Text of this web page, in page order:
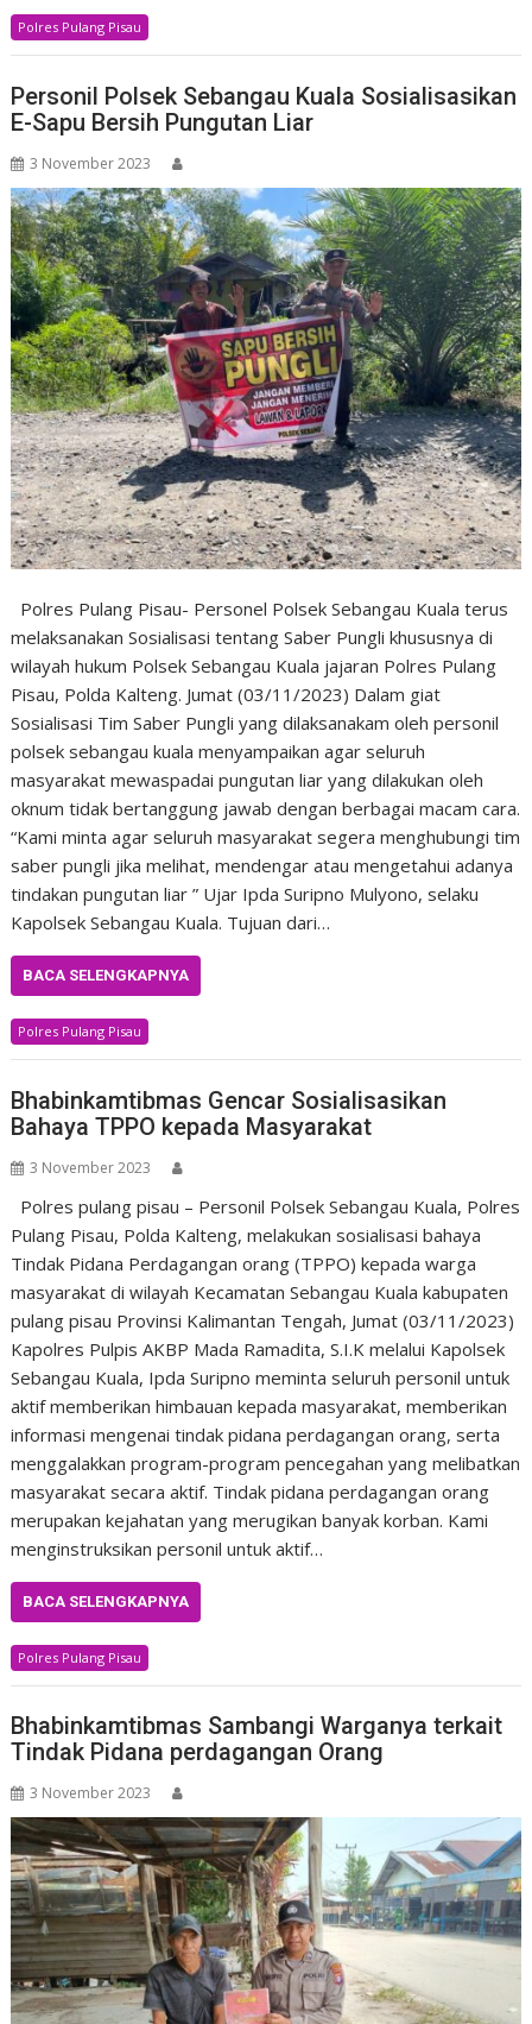
Polres Pulang Pisau
Personil Polsek Sebangau Kuala Sosialisasikan
E-Sapu Bersih Pungutan Liar
3 November 2023
Polres Pulang Pisau- Personel Polsek Sebangau Kuala terus
melaksanakan Sosialisasi tentang Saber Pungli khususnya di
wilayah hukum Polsek Sebangau Kuala jajaran Polres Pulang
Pisau, Polda Kalteng. Jumat (03/11/2023) Dalam giat
Sosialisasi Tim Saber Pungli yang dilaksanakam oleh personil
polsek sebangau kuala menyampaikan agar seluruh
masyarakat mewaspadai pungutan liar yang dilakukan oleh
oknum tidak bertanggung jawab dengan berbagai macam cara.
“Kami minta agar seluruh masyarakat segera menghubungi tim
saber pungli jika melihat, mendengar atau mengetahui adanya
tindakan pungutan liar ” Ujar Ipda Suripno Mulyono, selaku
Kapolsek Sebangau Kuala. Tujuan dari…
BACA SELENGKAPNYA
Polres Pulang Pisau
Bhabinkamtibmas Gencar Sosialisasikan
Bahaya TPPO kepada Masyarakat
3 November 2023
Polres pulang pisau – Personil Polsek Sebangau Kuala, Polres
Pulang Pisau, Polda Kalteng, melakukan sosialisasi bahaya
Tindak Pidana Perdagangan orang (TPPO) kepada warga
masyarakat di wilayah Kecamatan Sebangau Kuala kabupaten
pulang pisau Provinsi Kalimantan Tengah, Jumat (03/11/2023)
Kapolres Pulpis AKBP Mada Ramadita, S.I.K melalui Kapolsek
Sebangau Kuala, Ipda Suripno meminta seluruh personil untuk
aktif memberikan himbauan kepada masyarakat, memberikan
informasi mengenai tindak pidana perdagangan orang, serta
menggalakkan program-program pencegahan yang melibatkan
masyarakat secara aktif. Tindak pidana perdagangan orang
merupakan kejahatan yang merugikan banyak korban. Kami
menginstruksikan personil untuk aktif…
BACA SELENGKAPNYA
Polres Pulang Pisau
Bhabinkamtibmas Sambangi Warganya terkait
Tindak Pidana perdagangan Orang
3 November 2023